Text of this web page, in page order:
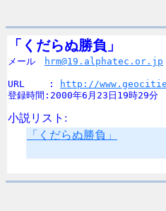
「くだらぬ勝負」
メール hrm@19.alphatec.or.jp
URL　　 :
http://
登録時間:2000年6月23日19時29分
小説リスト:
「くだらぬ勝負」